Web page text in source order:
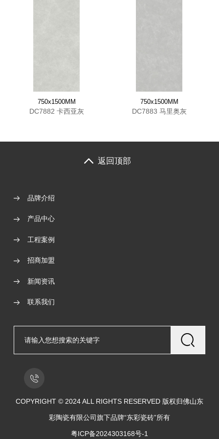
750x1500MM
DC7882 卡西亚灰
750x1500MM
DC7883 马里奥灰
返回顶部
品牌介绍
产品中心
工程案例
招商加盟
新闻资讯
联系我们
COPYRIGHT © 2024 ALL RIGHTS RESERVED 版权归佛山东
彩陶瓷有限公司旗下品牌“东彩瓷砖”所有
粤ICP备2024303168号-1